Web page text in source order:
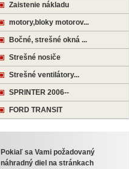
Zaistenie nákladu
motory,bloky motorov...
Bočné, strešné okná ...
Strešné nosiče
Strešné ventilátory...
SPRINTER 2006--
FORD TRANSIT
Pokiaľ sa Vami požadovaný
náhradný diel na stránkach